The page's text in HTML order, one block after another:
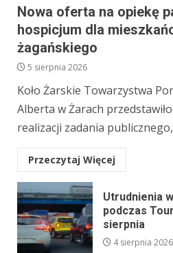
Nowa oferta na opiekę
hospicjum dla
żagańskiego
5 sierpnia 2026
Koło Żarskie Towarzystwa
Alberta w Żarach
realizacji zadania
Przeczytaj Więcej
Utrudnienia
podczas
sierpnia
4 sierpnia 2026